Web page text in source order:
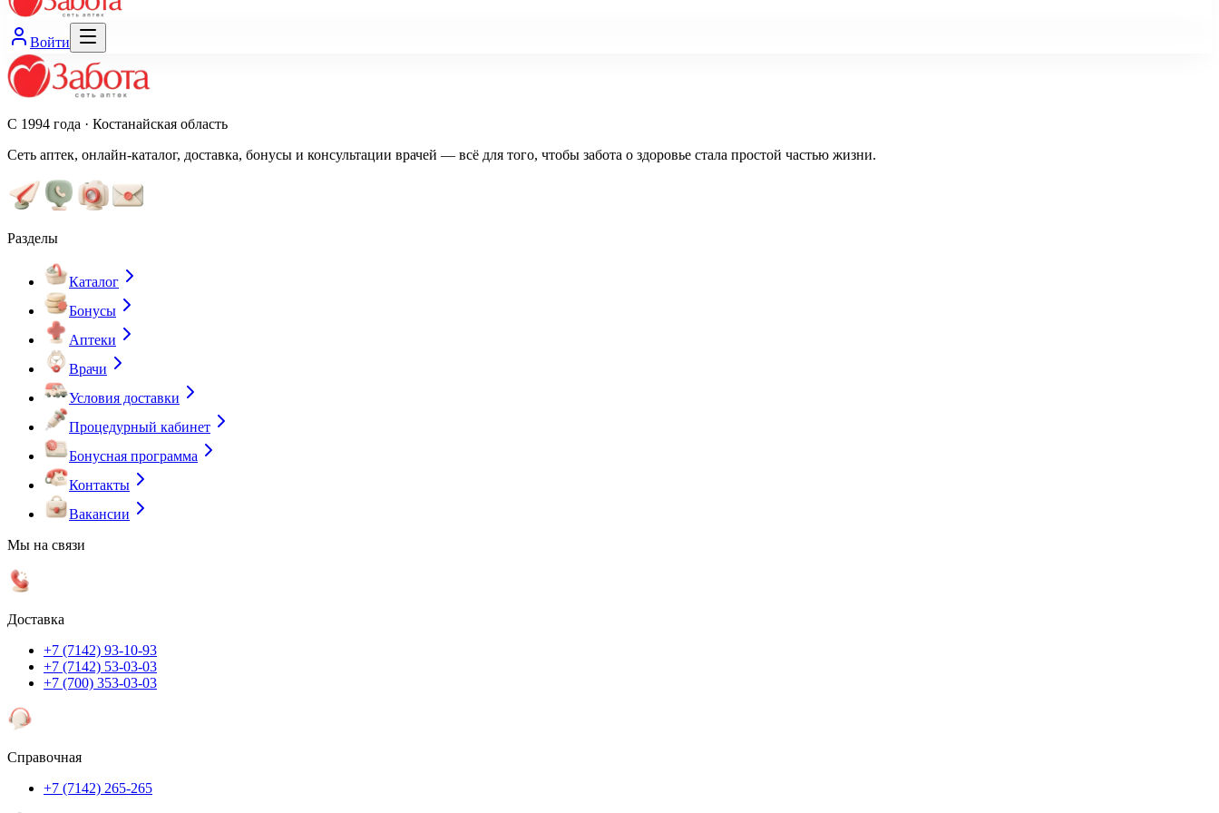
Войти
С 1994 года · Костанайская область
Сеть аптек, онлайн-каталог, доставка, бонусы и консультации врачей — всё для того, чтобы забота о здоровье стала простой частью жизни.
Разделы
Каталог
Бонусы
Аптеки
Врачи
Условия доставки
Процедурный кабинет
Бонусная программа
Контакты
Вакансии
Мы на связи
Доставка
+7 (7142) 93-10-93
+7 (7142) 53-03-03
+7 (700) 353-03-03
Справочная
+7 (7142) 265-265